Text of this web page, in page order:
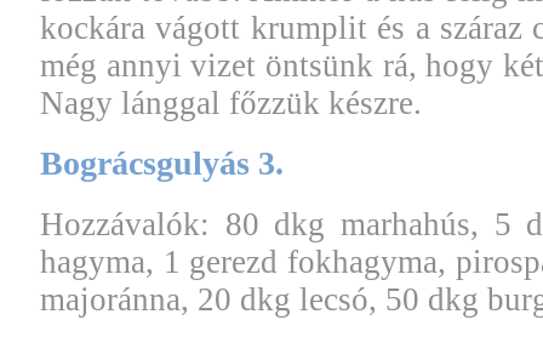
kockára vágott krumplit és a száraz
még annyi vizet öntsünk rá, hogy
Nagy lánggal főzzük készre.
Bográcsgulyás 3.
Hozzávalók: 80 dkg marhahús, 5
hagyma, 1 gerezd fokhagyma,
majoránna, 20 dkg lecsó, 50 dkg